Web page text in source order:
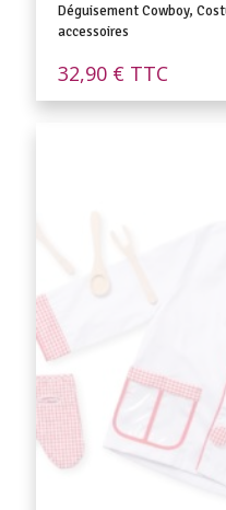
Déguisement Cowboy,
accessoires
32,90 € TTC